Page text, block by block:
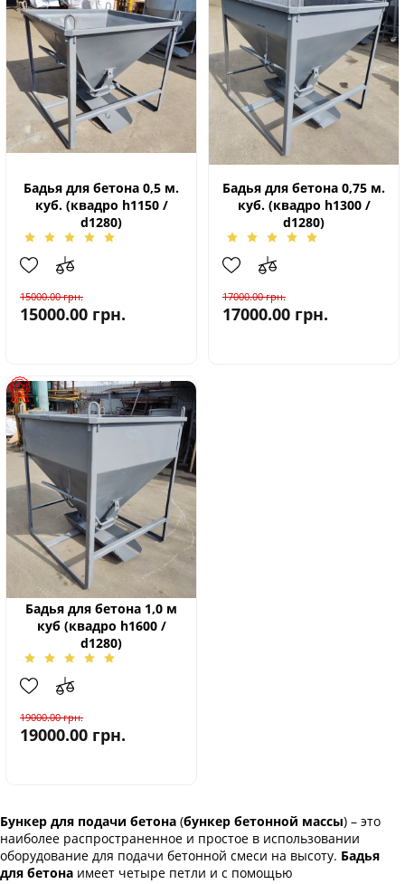
Бадья для бетона 0,5 м.
куб. (квадро h1150 /
d1280)
15000.00грн.
15000.00 грн.
Бадья для бетона 0,75 м.
куб. (квадро h1300 /
d1280)
17000.00грн.
17000.00 грн.
Бадья для бетона 1,0 м
куб (квадро h1600 /
d1280)
19000.00грн.
19000.00 грн.
Бункер для подачи бетона (бункер бетонной массы) – это
наиболее распространенное и простое в использовании
оборудование для подачи бетонной смеси на высоту. Бадья
для бетона имеет четыре петли и с помощью